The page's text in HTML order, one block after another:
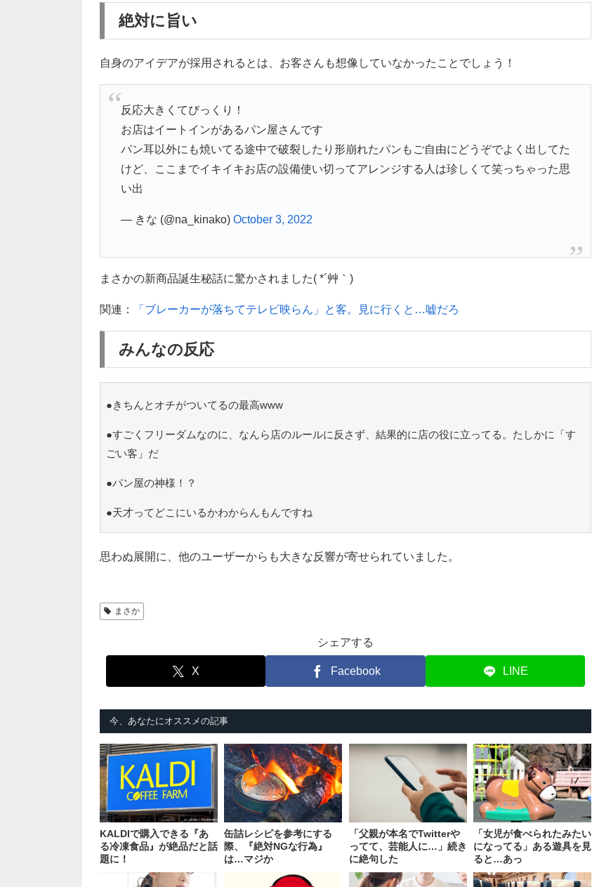
絶対に旨い
自身のアイデアが採用されるとは、お客さんも想像していなかったことでしょう！
反応大きくてびっくり！
お店はイートインがあるパン屋さんです
パン耳以外にも焼いてる途中で破裂したり形崩れたパンもご自由にどうぞでよく出してた
けど、ここまでイキイキお店の設備使い切ってアレンジする人は珍しくて笑っちゃった思
い出
— きな (@na_kinako) October 3, 2022
まさかの新商品誕生秘話に驚かされました( *´艸｀)
関連： 「ブレーカーが落ちてテレビ映らん」と客。見に行くと…嘘だろ
みんなの反応
●きちんとオチがついてるの最高www
●すごくフリーダムなのに、なんら店のルールに反さず、結果的に店の役に立ってる。たしかに「す
ごい客」だ
●パン屋の神様！？
●天才ってどこにいるかわからんもんですね
思わぬ展開に、他のユーザーからも大きな反響が寄せられていました。
まさか
シェアする
X Facebook LINE
今、あなたにオススメの記事
KALDIで購入できる『あ
る冷凍食品』が絶品だと話
題に！
缶詰レシピを参考にする
際、『絶対NGな行為』
は…マジか
「父親が本名でTwitterや
ってて、芸能人に…」続き
に絶句した
「女児が食べられたみたい
になってる」ある遊具を見
ると…あっ